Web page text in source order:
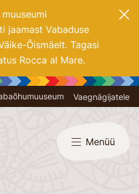
jaamast Vabaduse
Õismäelt. Tagasi
Rocca al Mare.
Vaegnägijatele
Menüü